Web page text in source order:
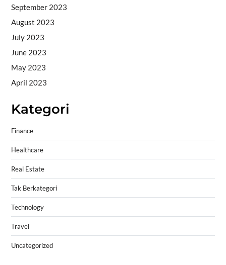
September 2023
August 2023
July 2023
June 2023
May 2023
April 2023
Kategori
Finance
Healthcare
Real Estate
Tak Berkategori
Technology
Travel
Uncategorized